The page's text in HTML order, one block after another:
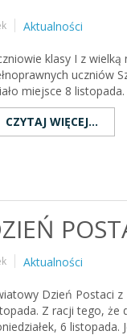
Aktualności
klasy I z
uczniów
miejsce 8
CZYTAJ WIĘCEJ...
Aktualności
Dzień Postaci
Z racji tego, że
6